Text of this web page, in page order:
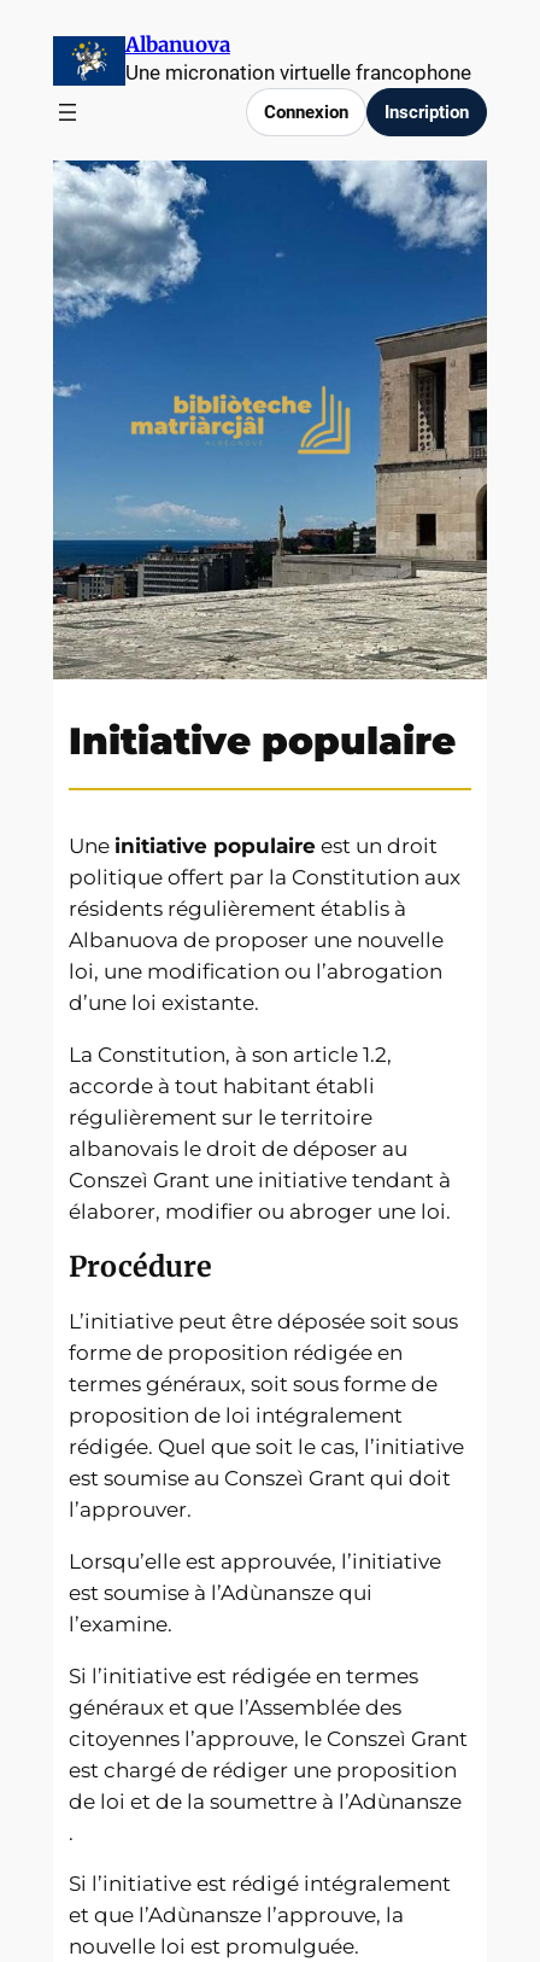
Albanuova
Une micronation virtuelle francophone
Connexion Inscription
Initiative populaire
Une initiative populaire est un droit
politique offert par la Constitution aux
résidents régulièrement établis à
Albanuova de proposer une nouvelle
loi, une modification ou l’abrogation
d’une loi existante.
La Constitution, à son article 1.2,
accorde à tout habitant établi
régulièrement sur le territoire
albanovais le droit de déposer au
Conszeì Grant une initiative tendant à
élaborer, modifier ou abroger une loi.
Procédure
L’initiative peut être déposée soit sous
forme de proposition rédigée en
termes généraux, soit sous forme de
proposition de loi intégralement
rédigée. Quel que soit le cas, l’initiative
est soumise au Conszeì Grant qui doit
l’approuver.
Lorsqu’elle est approuvée, l’initiative
est soumise à l’Adùnansze qui
l’examine.
Si l’initiative est rédigée en termes
généraux et que l’Assemblée des
citoyennes l’approuve, le Conszeì Grant
est chargé de rédiger une proposition
de loi et de la soumettre à l’Adùnansze
.
Si l’initiative est rédigé intégralement
et que l’Adùnansze l’approuve, la
nouvelle loi est promulguée.